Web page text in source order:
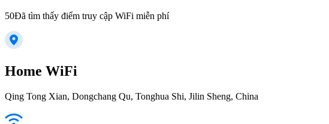
50Đã tìm thấy điểm truy cập WiFi miễn phí
Home WiFi
Qing Tong Xian, Dongchang Qu, Tonghua Shi, Jilin Sheng, China